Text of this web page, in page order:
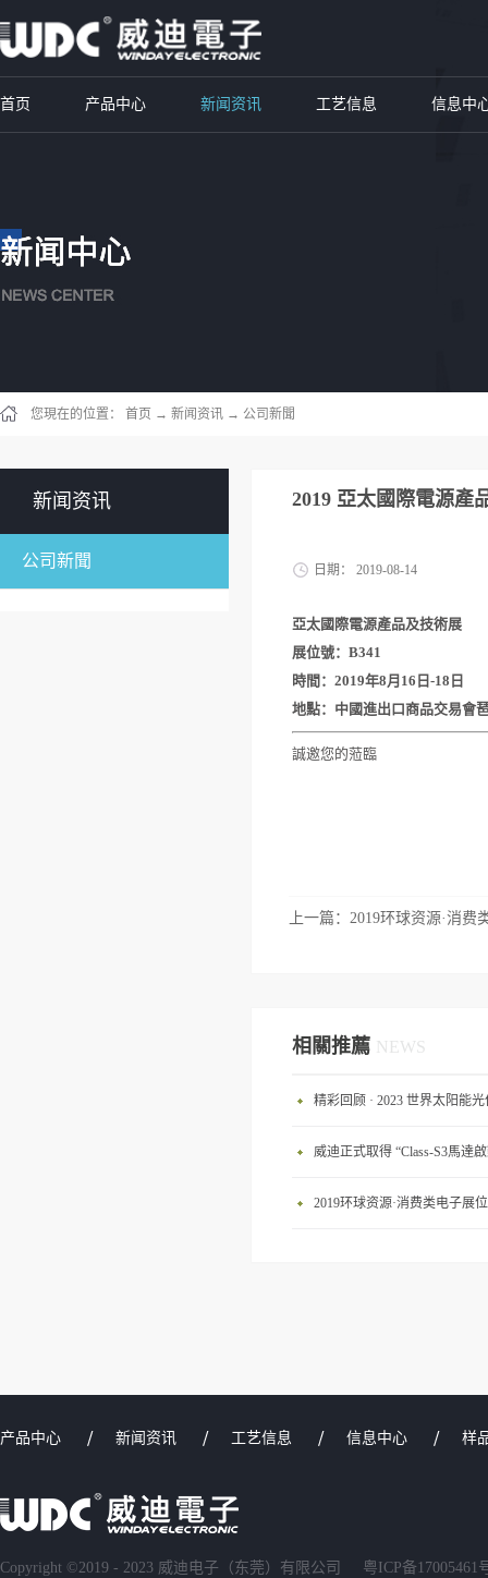
首页 产品中心 新闻资讯 工艺信息 信息中
您現在的位置： 首页 → 新闻资讯 → 公司新聞
新闻资讯
公司新聞
​2019 亞太國際電源產
日期： 2019-08-14
亞太國際電源產品及技術展
展位號：B341
時間：2019年8月16日-18日
地點：中國進出口商品交易會
誠邀您的蒞臨
上一篇： 2019环球资源·消费
相關推薦 NEWS
精彩回顾 · 2023 世界太阳能
威迪正式取得 “Class-S3馬達
2019环球资源·消费类电子展
产品中心 新闻资讯 工艺信息 信息中心 样
Copyright ©2019 - 2023 威迪电子（东莞）有限公司
粤ICP备17005461